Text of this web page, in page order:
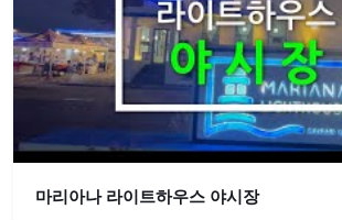
마리아나 라이트하우스 야시장